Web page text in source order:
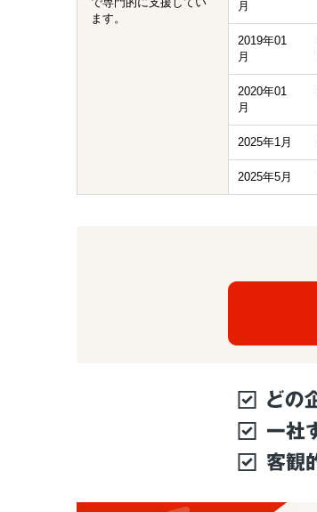
ます。
月
2019年01
月
2020年01
月
2025年1月
2025年5月